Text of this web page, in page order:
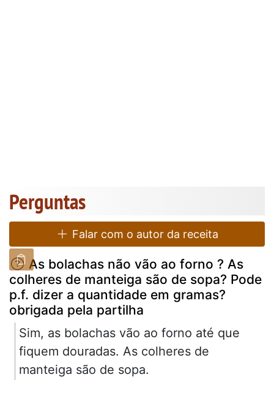
Perguntas
Falar com o autor da receita
As bolachas não vão ao forno ? As
colheres de manteiga são de sopa? Pode
p.f. dizer a quantidade em gramas?
obrigada pela partilha
Sim, as bolachas vão ao forno até que
fiquem douradas. As colheres de
manteiga são de sopa.